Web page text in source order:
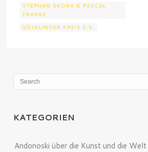
STEPHAN SKORA & PASCAL
FRANKE
VÖLKLINGER KREIS E.V.
KATEGORIEN
Andonoski über die Kunst und die Welt